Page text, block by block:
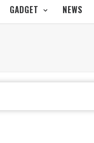
GADGET NEWS